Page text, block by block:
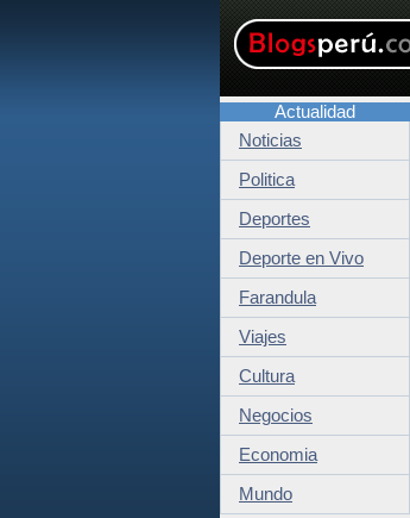
Actualidad
Noticias
Politica
Deportes
Deporte en Vivo
Farandula
Viajes
Cultura
Negocios
Economia
Mundo